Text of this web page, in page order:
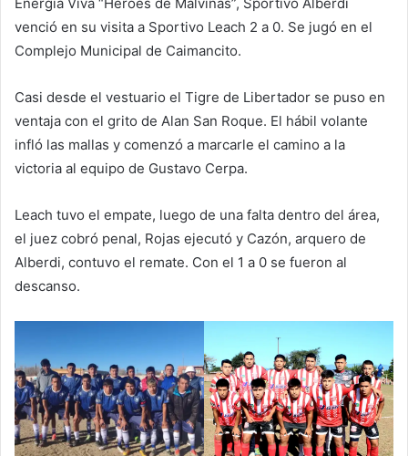
venció en su visita a Sportivo Leach 2 a 0. Se jugó en el
Complejo Municipal de Caimancito.
Casi desde el vestuario el Tigre de Libertador se puso en
ventaja con el grito de Alan San Roque. El hábil volante
infló las mallas y comenzó a marcarle el camino a la
victoria al equipo de Gustavo Cerpa.
Leach tuvo el empate, luego de una falta dentro del área,
el juez cobró penal, Rojas ejecutó y Cazón, arquero de
Alberdi, contuvo el remate. Con el 1 a 0 se fueron al
descanso.